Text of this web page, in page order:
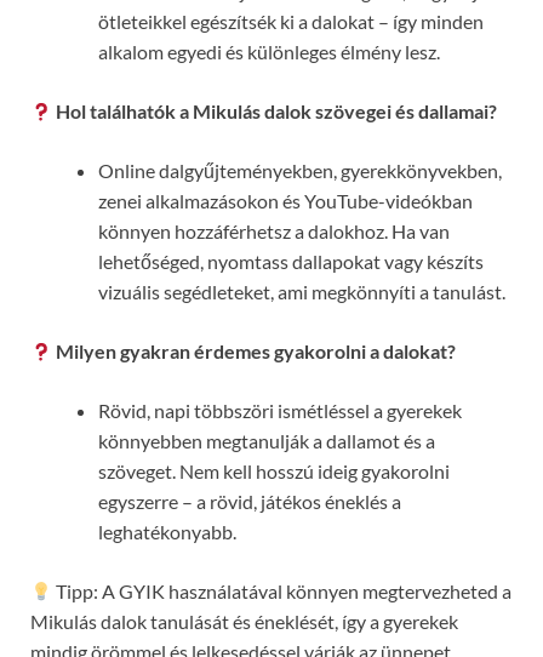
ötleteikkel egészítsék ki a dalokat – így minden
alkalom egyedi és különleges élmény lesz.
Hol találhatók a Mikulás dalok szövegei és dallamai?
Online dalgyűjteményekben, gyerekkönyvekben,
zenei alkalmazásokon és YouTube-videókban
könnyen hozzáférhetsz a dalokhoz. Ha van
lehetőséged, nyomtass dallapokat vagy készíts
vizuális segédleteket, ami megkönnyíti a tanulást.
Milyen gyakran érdemes gyakorolni a dalokat?
Rövid, napi többszöri ismétléssel a gyerekek
könnyebben megtanulják a dallamot és a
szöveget. Nem kell hosszú ideig gyakorolni
egyszerre – a rövid, játékos éneklés a
leghatékonyabb.
Tipp: A GYIK használatával könnyen megtervezheted a
Mikulás dalok tanulását és éneklését, így a gyerekek
mindig örömmel és lelkesedéssel várják az ünnepet.